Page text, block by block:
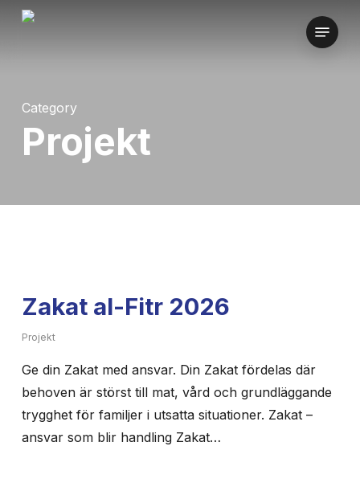
Skip
Menu
Category
Projekt
Zakat al-Fitr 2026
Projekt
Ge din Zakat med ansvar. Din Zakat fördelas där
behoven är störst till mat, vård och grundläggande
trygghet för familjer i utsatta situationer. Zakat –
ansvar som blir handling Zakat…